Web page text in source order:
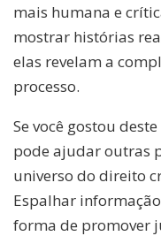
mais humana e
mostrar histórias
elas revelam a
processo.
Se você gostou
pode ajudar outras
universo do direito
Espalhar
forma de promover